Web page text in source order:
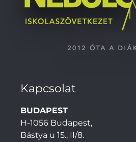
Kapcsolat
BUDAPEST
H-1056 Budapest,
Bástya u 15., II/8.